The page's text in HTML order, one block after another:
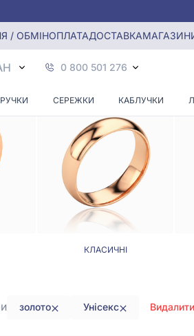
/ ОБМІНОПЛАТАДОСТАВКА
0 800 501 276
СЕРЕЖКИ КАБЛУЧКИ
Золоті обручки унісекс
КЛАСИЧНІ
золото Унісекс